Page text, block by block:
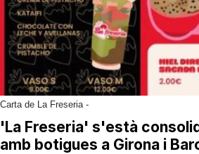
Carta de La Freseria -
'La Freseria' s'està
amb botigues a Girona i